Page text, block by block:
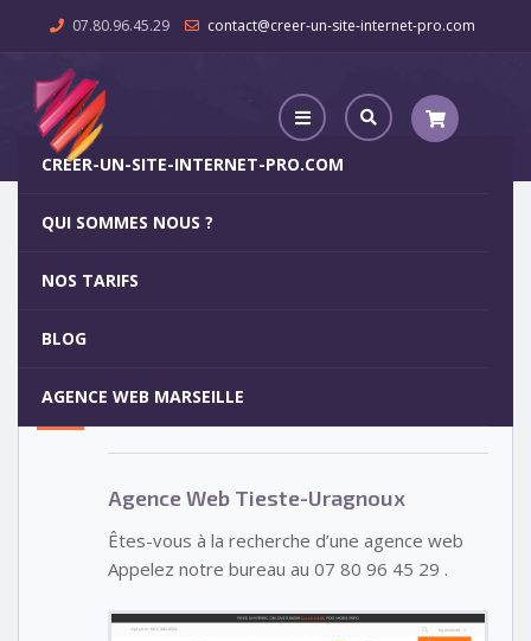
07.80.96.45.29 contact@creer-un-site-internet-pro.com
CREER-UN-SITE-INTERNET-PRO.COM
QUI SOMMES NOUS ?
NOS TARIFS
BLOG
AGENCE WEB MARSEILLE
Agence Web Tieste-Uragnoux
5
Votre site internet pour 29€
Agence Web Tieste-Uragnoux
Êtes-vous à la recherche d’une agence web
Appelez notre bureau au 07 80 96 45 29 .